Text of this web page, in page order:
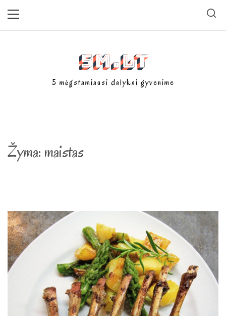
5m.lt
5 mėgstamiausi dalykai gyvenime
Žyma: maistas